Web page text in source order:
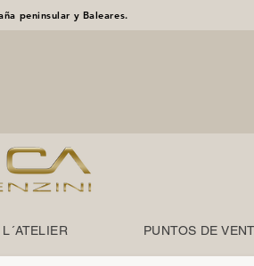
peninsular y Baleares.
L´ATELIER PUNTOS DE